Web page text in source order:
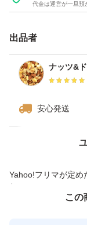
ダイエット
うす塩
種類ミックスナッ
代金は運営が一旦預
出品者
ナッツ&
安心発送
Yahoo!フリマが定め
付与しています
価格の
この
この商品をみて